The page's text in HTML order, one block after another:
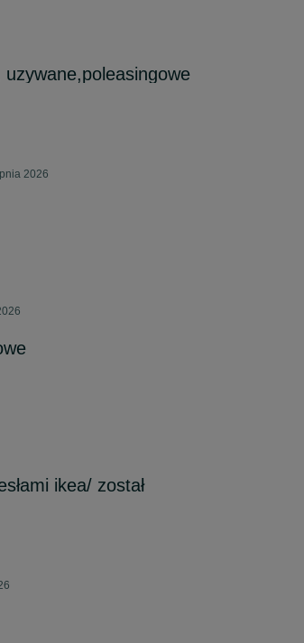
uzywane,poleasingowe
2026
ikea/ został